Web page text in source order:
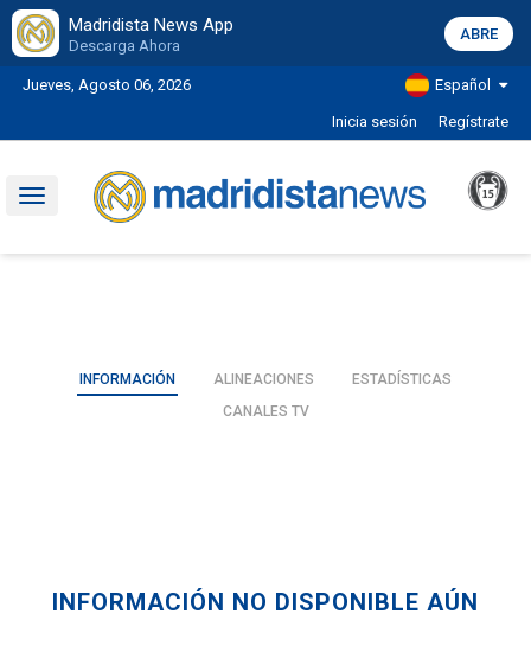
Madridista News App
Descarga Ahora
ABRE
Jueves, Agosto 06, 2026 Español
Inicia sesión Regístrate
Toggle
INFORMACIÓN ALINEACIONES
ESTADÍSTICAS
CANALES TV
INFORMACIÓN NO DISPONIBLE AÚN